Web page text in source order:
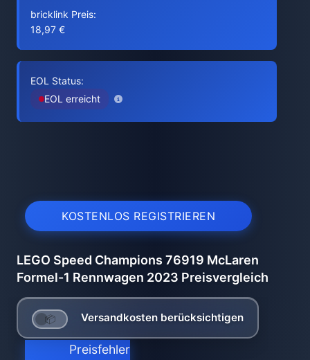
bricklink Preis:
18,97 €
EOL Status:
EOL erreicht
KOSTENLOS REGISTRIEREN
LEGO Speed Champions 76919 McLaren
Formel-1 Rennwagen 2023 Preisvergleich
Versandkosten berücksichtigen
Preisfehler